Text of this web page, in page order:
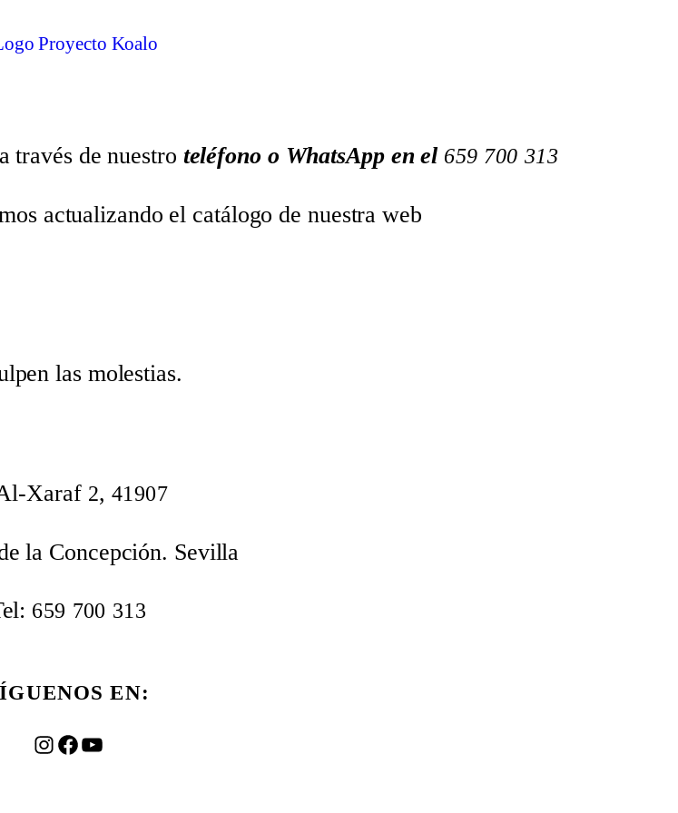
través de nuestro teléfono o WhatsApp en el 659 700 313
actualizando el catálogo de nuestra web
las molestias.
Xaraf 2, 41907
la Concepción. Sevilla
659 700 313
EN:
Instagram
Facebook
YouTube